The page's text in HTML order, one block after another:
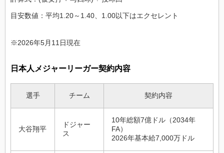
目安数値：平均1.20～1.40、1.00以下はエクセレント
※2026年5月11日現在
日本人メジャーリーガー契約内容
選手 チーム 契約内容
大谷翔平
ドジャー
ス
10年総額7億ドル（2034年
FA）
2026年基本給7,000万ドル